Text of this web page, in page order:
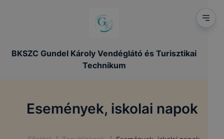
BKSZC Gundel Károly Vendéglátó és Turisztikai
Technikum
Események, iskolai napok